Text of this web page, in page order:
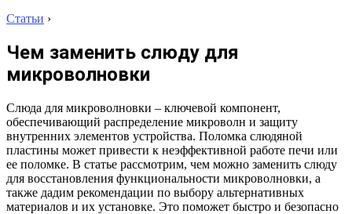
Статьи ›
Чем заменить слюду для
микроволновки
Слюда для микроволновки – ключевой компонент,
обеспечивающий распределение микроволн и защиту
внутренних элементов устройства. Поломка слюдяной
пластины может привести к неэффективной работе печи или
ее поломке. В статье рассмотрим, чем можно заменить слюду
для восстановления функциональности микроволновки, а
также дадим рекомендации по выбору альтернативных
материалов и их установке. Это поможет быстро и безопасно